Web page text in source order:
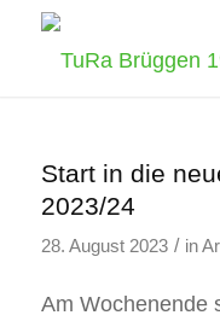
Start in die
2023/24
28. August 2023 / in
Am Wochenende